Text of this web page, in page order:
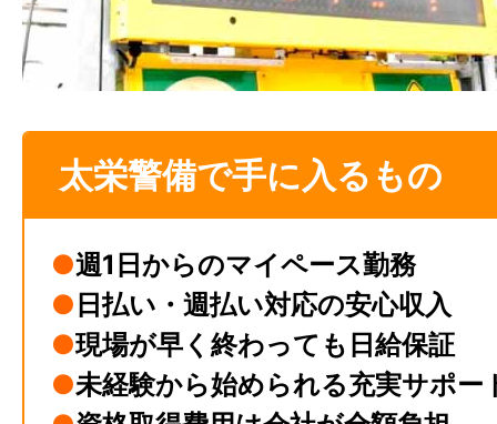
太栄警備で手に入るもの
●週1日からのマイペース勤務
● 日払い・週払い対応の安心収入
●現場が早く終わっても日給保証
●未経験から始められる充実サポー